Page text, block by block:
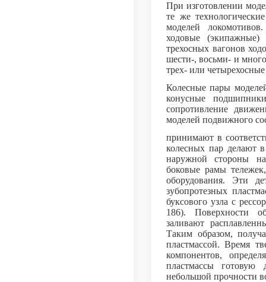
При изготовлении
те же
моделей
ходовые
трехосных вагонов
шести-, восьми- и
трех- или
Колесные пары
конусные
сопротивление
моделей подвижного
принимают в
колесных пар делают
наружной стороны
боковые рамы
оборудования. Эти
зубопротезных
буксового узла с
186). Поверхности
заливают
Таким образом,
пластмассой. Время
компонентов,
пластмассы
небольшой прочности